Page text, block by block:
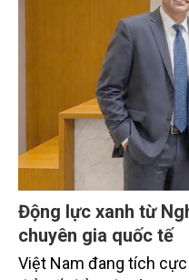
Động lực xanh từ
chuyên gia quốc tế
Việt Nam đang tích